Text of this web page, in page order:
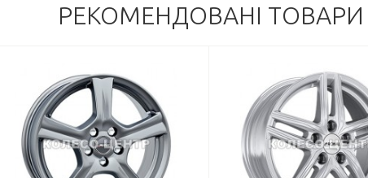
РЕКОМЕНДОВАНІ ТОВАРИ